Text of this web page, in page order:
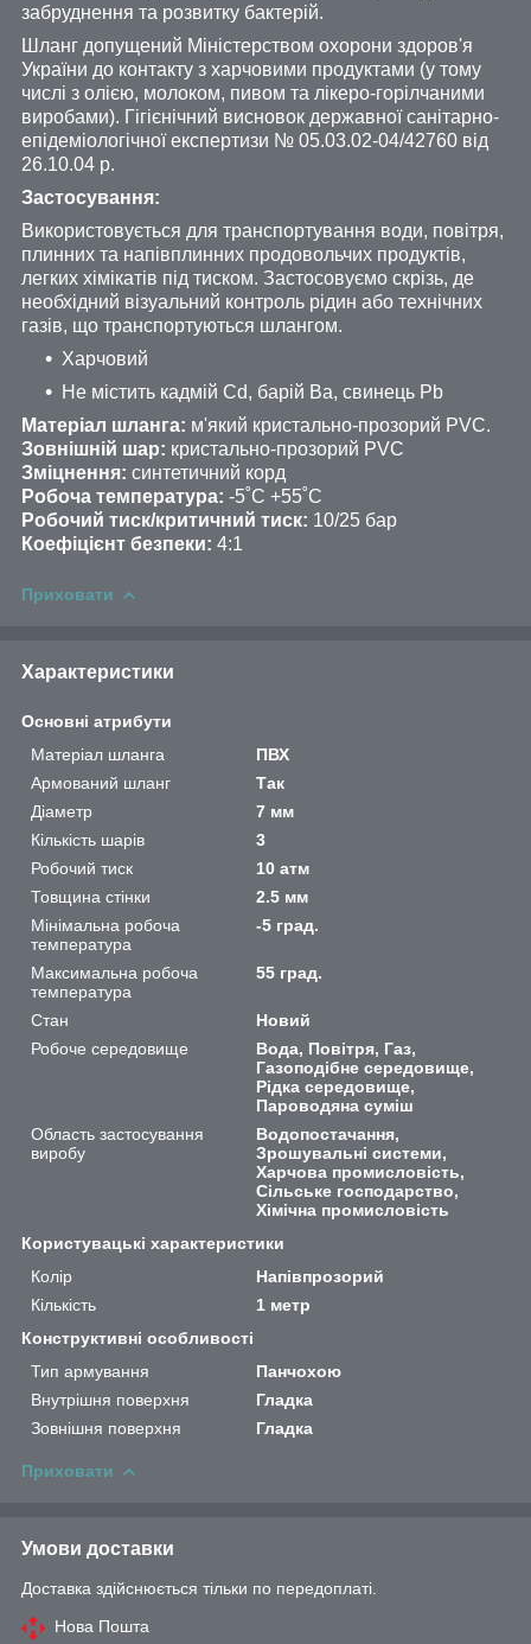
забруднення та розвитку бактерій.
Шланг допущений Міністерством охорони здоров'я
України до контакту з харчовими продуктами (у тому
числі з олією, молоком, пивом та лікеро-горілчаними
виробами). Гігієнічний висновок державної санітарно-
епідеміологічної експертизи № 05.03.02-04/42760 від
26.10.04 р.
Застосування:
Використовується для транспортування води, повітря,
плинних та напівплинних продовольчих продуктів,
легких хімікатів під тиском. Застосовуємо скрізь, де
необхідний візуальний контроль рідин або технічних
газів, що транспортуються шлангом.
Харчовий
Не містить кадмій Cd, барій Ba, свинець Pb
Матеріал шланга: м'який кристально-прозорий PVC.
Зовнішній шар: кристально-прозорий РVC
Зміцнення: синтетичний корд
Робоча температура: -5˚C +55˚C
Робочий тиск/критичний тиск: 10/25 бар
Коефіцієнт безпеки: 4:1
Приховати
Характеристики
Основні атрибути
Матеріал шланга
ПВХ
Армований шланг
Так
Діаметр
7 мм
Кількість шарів
3
Робочий тиск
10 атм
Товщина стінки
2.5 мм
Мінімальна робоча
температура
-5 град.
Максимальна робоча
температура
55 град.
Стан
Новий
Робоче середовище
Вода, Повітря, Газ,
Газоподібне середовище,
Рідка середовище,
Пароводяна суміш
Область застосування
виробу
Водопостачання,
Зрошувальні системи,
Харчова промисловість,
Сільське господарство,
Хімічна промисловість
Користувацькі характеристики
Колір
Напівпрозорий
Кількість
1 метр
Конструктивні особливості
Тип армування
Панчохою
Внутрішня поверхня
Гладка
Зовнішня поверхня
Гладка
Приховати
Умови доставки
Доставка здійснюється тільки по передоплаті.
Нова Пошта